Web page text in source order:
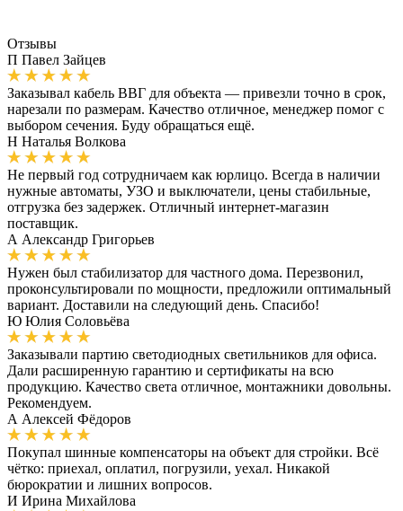
Отзывы
П Павел Зайцев
Заказывал кабель ВВГ для объекта — привезли точно в срок,
нарезали по размерам. Качество отличное, менеджер помог с
выбором сечения. Буду обращаться ещё.
Н Наталья Волкова
Не первый год сотрудничаем как юрлицо. Всегда в наличии
нужные автоматы, УЗО и выключатели, цены стабильные,
отгрузка без задержек. Отличный интернет-магазин
поставщик.
А Александр Григорьев
Нужен был стабилизатор для частного дома. Перезвонил,
проконсультировали по мощности, предложили оптимальный
вариант. Доставили на следующий день. Спасибо!
Ю Юлия Соловьёва
Заказывали партию светодиодных светильников для офиса.
Дали расширенную гарантию и сертификаты на всю
продукцию. Качество света отличное, монтажники довольны.
Рекомендуем.
А Алексей Фёдоров
Покупал шинные компенсаторы на объект для стройки. Всё
чётко: приехал, оплатил, погрузили, уехал. Никакой
бюрократии и лишних вопросов.
И Ирина Михайлова